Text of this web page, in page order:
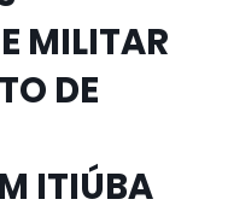
MILITAR
DE
ITIÚBA